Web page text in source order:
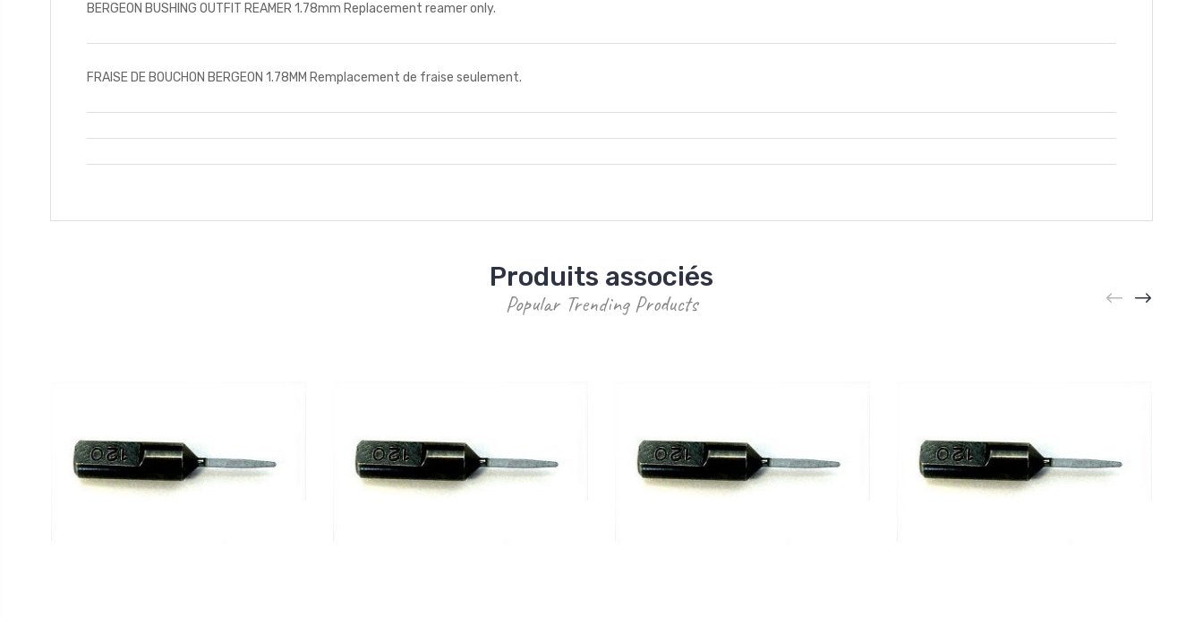
BERGEON BUSHING OUTFIT REAMER 1.78mm Replacement reamer only.
FRAISE DE BOUCHON BERGEON 1.78MM Remplacement de fraise seulement.
Produits associés
Popular Trending Products